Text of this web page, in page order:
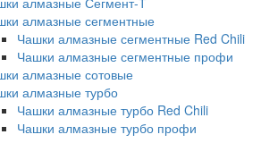
алмазные сегментные
Чашки алмазные сегментные Red Chili
Чашки алмазные сегментные профи
алмазные сотовые
алмазные турбо
Чашки алмазные турбо Red Chili
Чашки алмазные турбо профи